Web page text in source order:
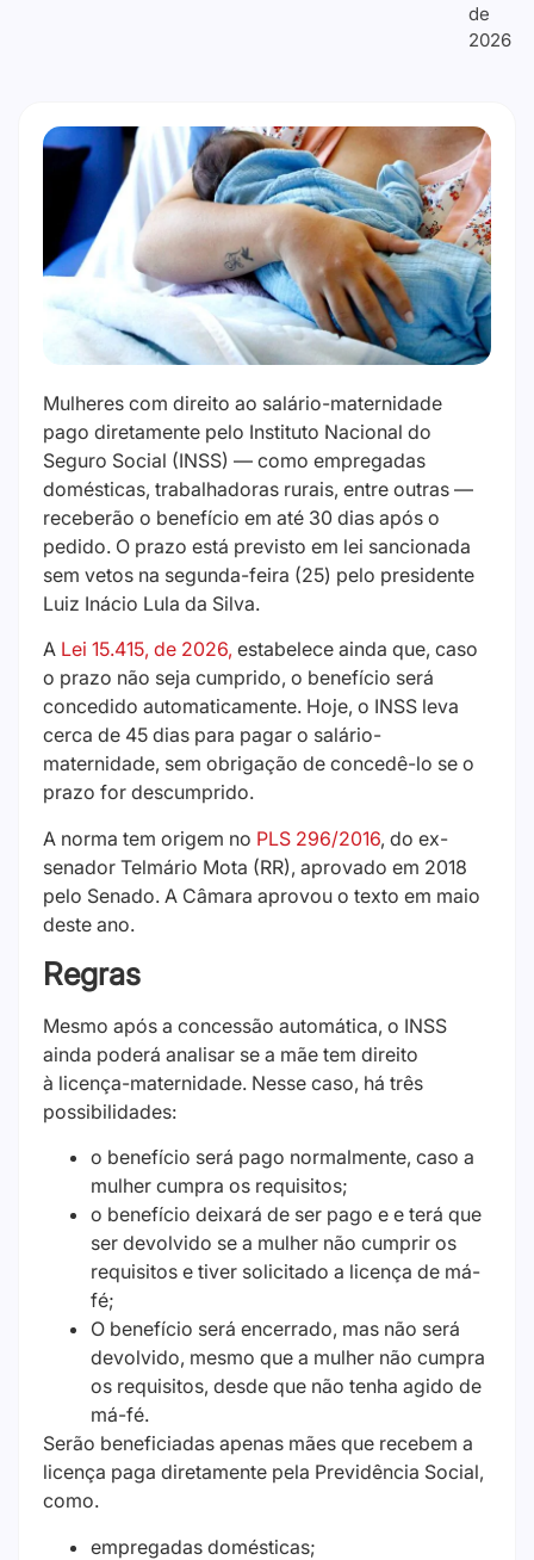
de
2026
Mulheres com direito ao salário-maternidade
pago diretamente pelo Instituto Nacional do
Seguro Social (INSS) — como empregadas
domésticas, trabalhadoras rurais, entre outras —
receberão o benefício em até 30 dias após o
pedido. O prazo está previsto em lei sancionada
sem vetos na segunda-feira (25) pelo presidente
Luiz Inácio Lula da Silva.
A Lei 15.415, de 2026, estabelece ainda que, caso
o prazo não seja cumprido, o benefício será
concedido automaticamente. Hoje, o INSS leva
cerca de 45 dias para pagar o salário-
maternidade, sem obrigação de concedê-lo se o
prazo for descumprido.
A norma tem origem no PLS 296/2016, do ex-
senador Telmário Mota (RR), aprovado em 2018
pelo Senado. A Câmara aprovou o texto em maio
deste ano.
Regras
Mesmo após a concessão automática, o INSS
ainda poderá analisar se a mãe tem direito
à licença-maternidade. Nesse caso, há três
possibilidades:
o benefício será pago normalmente, caso a
mulher cumpra os requisitos;
o benefício deixará de ser pago e e terá que
ser devolvido se a mulher não cumprir os
requisitos e tiver solicitado a licença de má-
fé;
O benefício será encerrado, mas não será
devolvido, mesmo que a mulher não cumpra
os requisitos, desde que não tenha agido de
má-fé.
Serão beneficiadas apenas mães que recebem a
licença paga diretamente pela Previdência Social,
como.
empregadas domésticas;